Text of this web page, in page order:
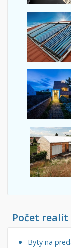
Počet realít
Byty na